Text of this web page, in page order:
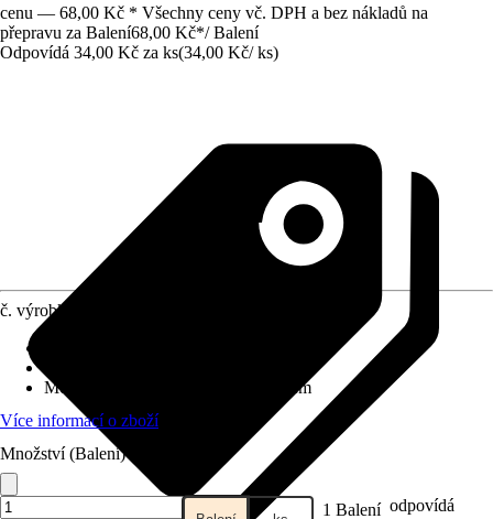
cenu — 68,00 Kč * Všechny ceny vč. DPH a bez nákladů na
přepravu za Balení68,00 Kč*/ Balení
Odpovídá 34,00 Kč za ks(34,00 Kč/ ks)
č. výrobku
Možnost upevnění
Přísavkový systém
Více informací o zboží
Množství (Balení)
1 Balení odpovídá